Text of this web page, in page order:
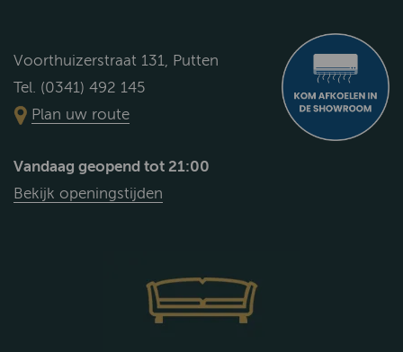
Voorthuizerstraat 131, Putten
Tel. (0341) 492 145
Plan uw route
Vandaag geopend tot 21:00
Bekijk openingstijden